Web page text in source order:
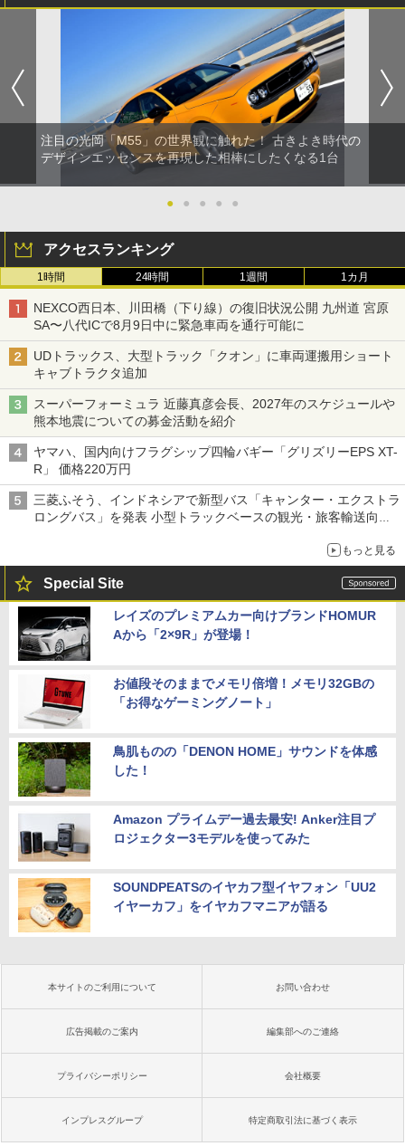
注目の光岡「M55」の世界観に触れた！ 古きよき時代の
デザインエッセンスを再現した相棒にしたくなる1台
● ● ● ● ●
アクセスランキング
1時間 24時間 1週間 1カ月
NEXCO西日本、川田橋（下り線）の復旧状況公開 九州道 宮原
SA〜八代ICで8月9日中に緊急車両を通行可能に
UDトラックス、大型トラック「クオン」に車両運搬用ショート
キャブトラクタ追加
スーパーフォーミュラ 近藤真彦会長、2027年のスケジュールや
熊本地震についての募金活動を紹介
ヤマハ、国内向けフラグシップ四輪バギー「グリズリーEPS XT-
R」 価格220万円
三菱ふそう、インドネシアで新型バス「キャンター・エクストラ
ロングバス」を発表 小型トラックベースの観光・旅客輸送向け
もっと見る
Special Site
レイズのプレミアムカー向けブランドHOMUR
Aから「2×9R」が登場！
お値段そのままでメモリ倍増！メモリ32GBの
「お得なゲーミングノート」
鳥肌ものの「DENON HOME」サウンドを体感
した！
Amazon プライムデー過去最安! Anker注目プ
ロジェクター3モデルを使ってみた
SOUNDPEATSのイヤカフ型イヤフォン「UU2
イヤーカフ」をイヤカフマニアが語る
本サイトのご利用について お問い合わせ
広告掲載のご案内 編集部へのご連絡
プライバシーポリシー 会社概要
インプレスグループ 特定商取引法に基づく表示